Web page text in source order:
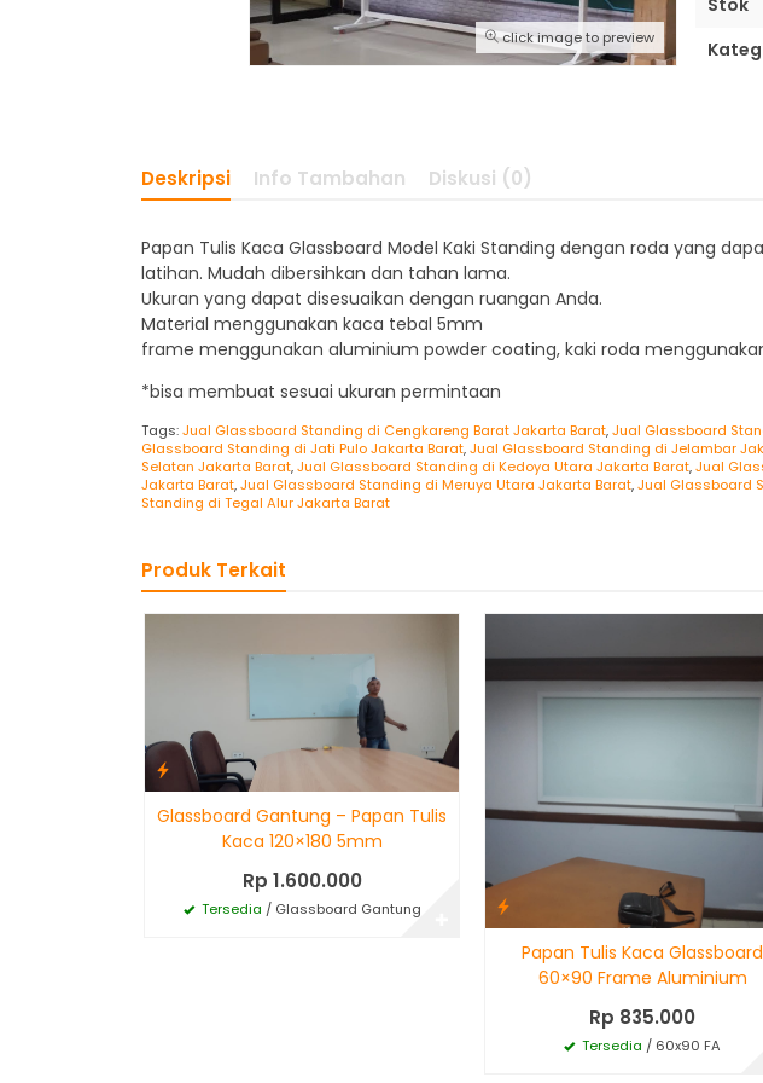
click image to preview
Stok
Deskripsi Info Tambahan Diskusi (0)
Papan Tulis Kaca Glassboard Model Kaki Standing dengan roda yang
latihan. Mudah dibersihkan dan tahan lama.
Ukuran yang dapat disesuaikan dengan ruangan Anda.
Material menggunakan kaca tebal 5mm
frame menggunakan aluminium powder coating, kaki roda
*bisa membuat sesuai ukuran permintaan
Tags:Jual Glassboard Standing di Cengkareng Barat Jakarta Barat,Jual Glassboard
Glassboard Standing di Jati Pulo Jakarta Barat,Jual Glassboard Standing di Jelambar
Selatan Jakarta Barat,Jual Glassboard Standing di Kedoya Utara Jakarta Barat,Jual
Jakarta Barat,Jual Glassboard Standing di Meruya Utara Jakarta Barat,Jual Glassboard
Standing di Tegal Alur Jakarta Barat
Produk Terkait
Glassboard Gantung – Papan Tulis
Kaca 120×180 5mm
Rp 1.600.000
Tersedia / Glassboard Gantung
Papan Tulis Kaca Glassboard
60×90 Frame Aluminium
Rp 835.000
Tersedia / 60x90 FA